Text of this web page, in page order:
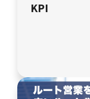
KPI